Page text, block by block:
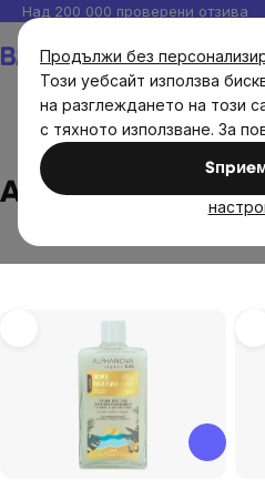
Продължи без
Този уебсайт използва
на разглеждането на този
с тяхното използване. За
Прескочи
към
съдържанието
Над 200 000 проверени отзива
Alphanova
Alphanova
products